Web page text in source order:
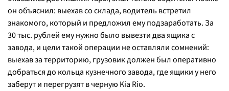
он объяснил: выехав со склада, водитель встретил
знакомого, который и предложил ему подзаработать. За
30 тыс. рублей ему нужно было вывезти два ящика с
завода, и цели такой операции не оставляли сомнений:
выехав за территорию, грузовик должен был оперативно
добраться до кольца кузнечного завода, где ящики у него
заберут и перегрузят в черную Kia Rio.